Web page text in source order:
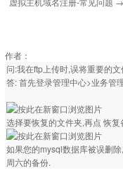
作者：
问:我在ftp上传时,误将重要的
答: 首先登录管理中心>业务管
选择要恢复的文件夹,再点 恢
如果您的mysql数据库被误删
周六的备份.